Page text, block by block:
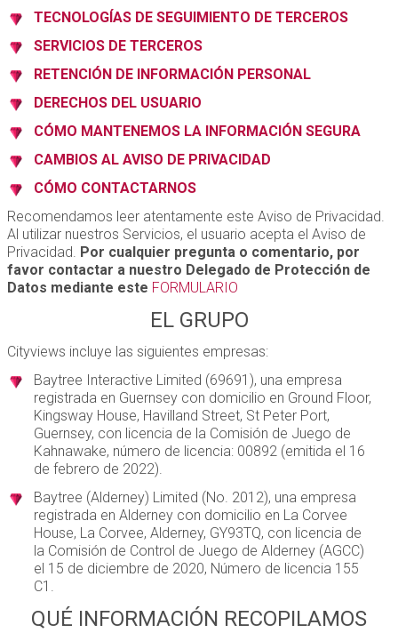
TECNOLOGÍAS DE SEGUIMIENTO DE TERCEROS
SERVICIOS DE TERCEROS
RETENCIÓN DE INFORMACIÓN PERSONAL
DERECHOS DEL USUARIO
CÓMO MANTENEMOS LA INFORMACIÓN SEGURA
CAMBIOS AL AVISO DE PRIVACIDAD
CÓMO CONTACTARNOS
Recomendamos leer atentamente este Aviso de Privacidad.
Al utilizar nuestros Servicios, el usuario acepta el Aviso de
Privacidad. Por cualquier pregunta o comentario, por
favor contactar a nuestro Delegado de Protección de
Datos mediante este FORMULARIO
EL GRUPO
Cityviews incluye las siguientes empresas:
Baytree Interactive Limited (69691), una empresa
registrada en Guernsey con domicilio en Ground Floor,
Kingsway House, Havilland Street, St Peter Port,
Guernsey, con licencia de la Comisión de Juego de
Kahnawake, número de licencia: 00892 (emitida el 16
de febrero de 2022).
Baytree (Alderney) Limited (No. 2012), una empresa
registrada en Alderney con domicilio en La Corvee
House, La Corvee, Alderney, GY93TQ, con licencia de
la Comisión de Control de Juego de Alderney (AGCC)
el 15 de diciembre de 2020, Número de licencia 155
C1.
QUÉ INFORMACIÓN RECOPILAMOS